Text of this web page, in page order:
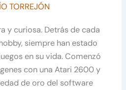
TORREJÓN
y curiosa. Detrás de cada
siempre han estado
en su vida. Comenzó
con una Atari 2600 y
de oro del software